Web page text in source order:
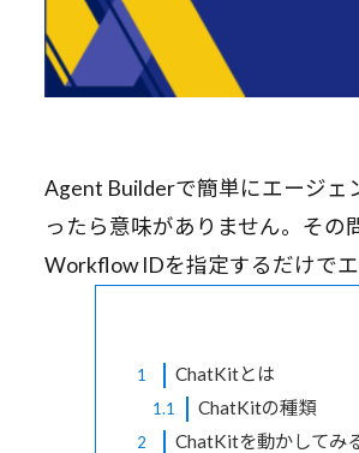
Agent Builderで簡単にエージェ
ったら意味がありません。そ
Workflow IDを指定するだけで
1 ChatKitとは
1.1 ChatKitの種類
2 ChatKitを動かしてみ